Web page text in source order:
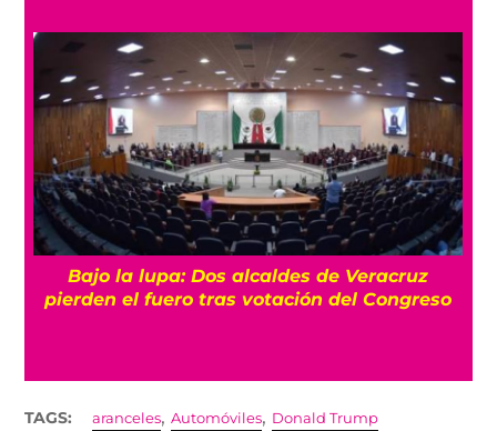
Bajo la lupa: Dos alcaldes de Veracruz
pierden el fuero tras votación del Congreso
TAGS: aranceles,Automóviles, Donald Trump